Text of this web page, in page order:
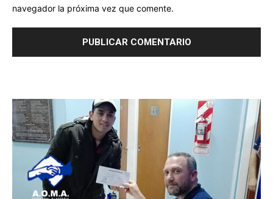
navegador la próxima vez que comente.